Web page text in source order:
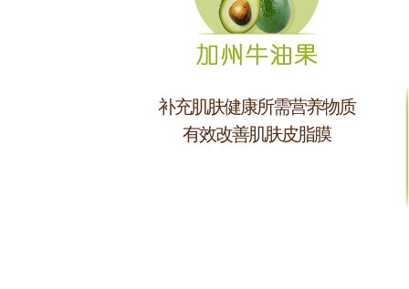
补充肌肤健康所需营养物质
有效改善肌肤皮脂膜